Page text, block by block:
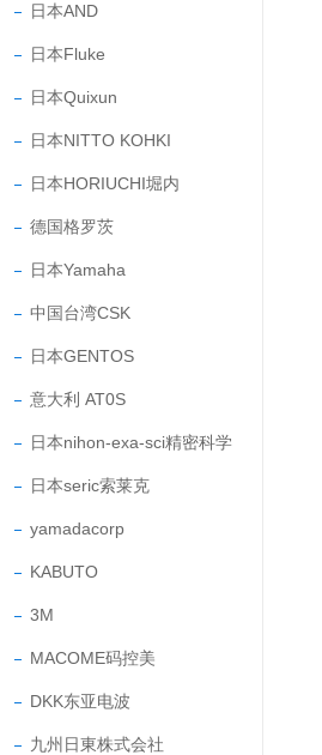
日本AND
日本Fluke
日本Quixun
日本NITTO KOHKI
日本HORIUCHI堀内
德国格罗茨
日本Yamaha
中国台湾CSK
日本GENTOS
意大利 AT0S
日本nihon-exa-sci精密科学
日本seric索莱克
yamadacorp
KABUTO
3M
MACOME码控美
DKK东亚电波
九州日東株式会社